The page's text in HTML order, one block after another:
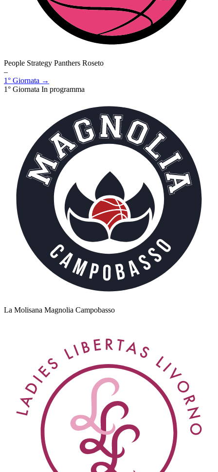
People Strategy Panthers Roseto
–
1° Giornata →
1° Giornata In programma
La Molisana Magnolia Campobasso